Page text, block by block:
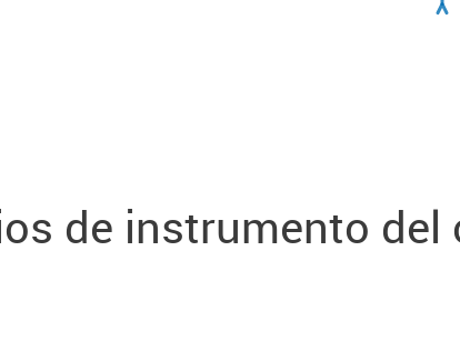
de instrumento